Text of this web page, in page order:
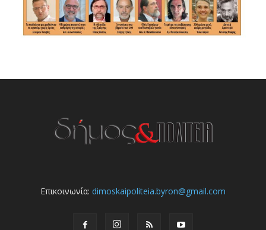
Επικοινωνία: dimoskaipoliteia.byron@gmail.com